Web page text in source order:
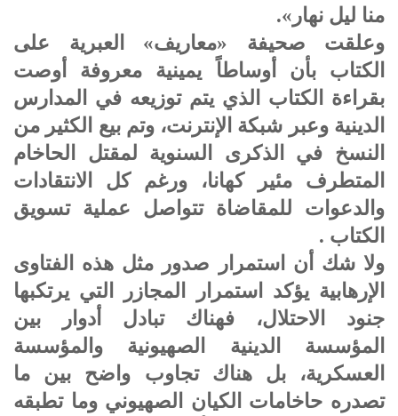
منا ليل نهار».
وعلقت صحيفة «معاريف» العبرية على
الكتاب بأن أوساطاً يمينية معروفة أوصت
بقراءة الكتاب الذي يتم توزيعه في المدارس
الدينية وعبر شبكة الإنترنت، وتم بيع الكثير من
النسخ في الذكرى السنوية لمقتل الحاخام
المتطرف مئير كهانا، ورغم كل الانتقادات
والدعوات للمقاضاة تتواصل عملية تسويق
الكتاب .
ولا شك أن استمرار صدور مثل هذه الفتاوى
الإرهابية يؤكد استمرار المجازر التي يرتكبها
جنود الاحتلال، فهناك تبادل أدوار بين
المؤسسة الدينية الصهيونية والمؤسسة
العسكرية، بل هناك تجاوب واضح بين ما
تصدره حاخامات الكيان الصهيوني وما تطبقه